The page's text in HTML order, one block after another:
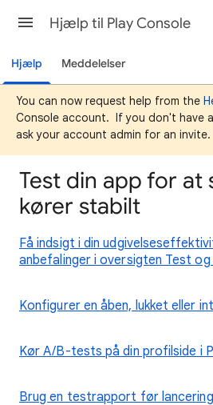
Hjælp til Play Console
Hjælp Meddelelser
You can now request help from the
Console account. If you don't have
ask your account admin for an invite.
Test din app for at
kører stabilt
Få indsigt i din
anbefalinger i oversigten Test og
Konfigurer en åben, lukket eller
Kør A/B-tests på din profilside i
Brug en testrapport før